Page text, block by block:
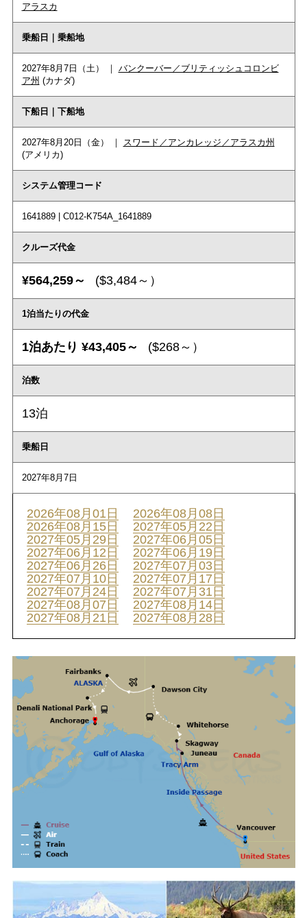
アラスカ
乗船日｜乗船地
2027年8月7日（土） ｜ バンクーバー／ブリティッシュコロンビ
ア州 (カナダ)
下船日｜下船地
2027年8月20日（金） ｜
スワード／アンカレッジ／アラスカ州
(アメリカ)
システム管理コード
1641889 | C012-K754A_1641889
クルーズ代金
¥564,259～ ($3,484～）
1泊当たりの代金
1泊あたり ¥43,405～ ($268～）
泊数
13泊
乗船日
2027年8月7日
2026年08月01日
2026年08月08日
2026年08月15日
2027年05月22日
2027年05月29日
2027年06月05日
2027年06月12日
2027年06月19日
2027年06月26日
2027年07月03日
2027年07月10日
2027年07月17日
2027年07月24日
2027年07月31日
2027年08月07日
2027年08月14日
2027年08月21日
2027年08月28日